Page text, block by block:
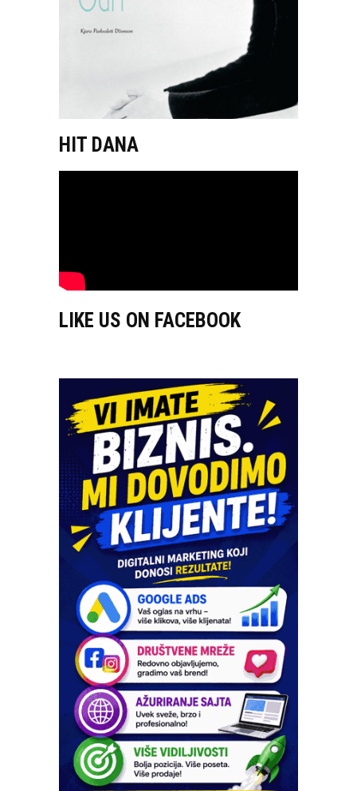
HIT DANA
LIKE US ON FACEBOOK